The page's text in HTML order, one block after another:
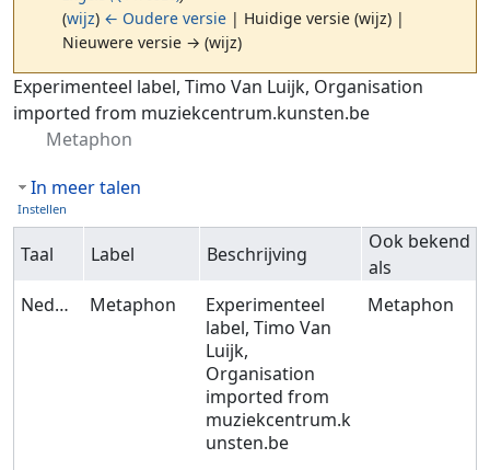
(wijz) ← Oudere versie | Huidige versie (wijz) |
Nieuwere versie → (wijz)
Ga naar:navigatie,zoeken
Experimenteel label, Timo Van Luijk, Organisation
imported from muziekcentrum.kunsten.be
Metaphon
In meer talen
Instellen
Taal Label Beschrijving
Ook bekend
als
Nederlands
Metaphon
Experimenteel
label, Timo Van
Luijk,
Organisation
imported from
muziekcentrum.k
unsten.be
Metaphon